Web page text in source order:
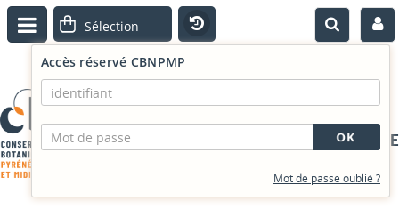
PORTAIL DOCUMENTAIRE
Accès réservé CBNPMP
Mot de passe oublié ?